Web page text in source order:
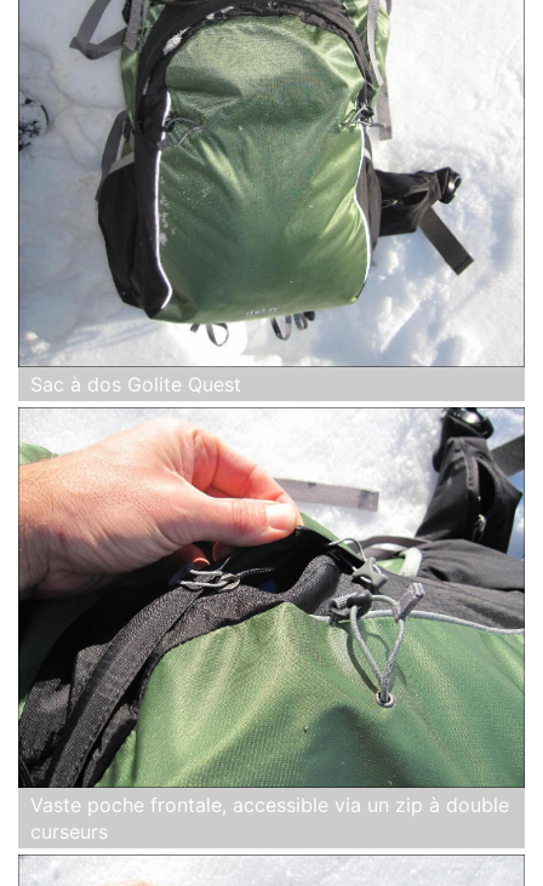
Sac à dos Golite Quest
Vaste poche frontale, accessible via un zip à double
curseurs